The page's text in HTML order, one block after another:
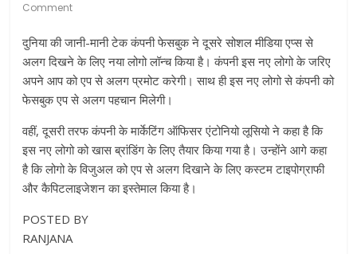
Comment
दुनिया की जानी-मानी टेक कंपनी फेसबुक ने दूसरे सोशल मीडिया एप्स से
अलग दिखने के लिए नया लोगो लॉन्च किया है। कंपनी इस नए लोगो के जरिए
अपने आप को एप से अलग प्रमोट करेगी। साथ ही इस नए लोगो से कंपनी को
फेसबुक एप से अलग पहचान मिलेगी।
वहीं, दूसरी तरफ कंपनी के मार्केटिंग ऑफिसर एंटोनियो लूसियो ने कहा है कि
इस नए लोगो को खास ब्रांडिंग के लिए तैयार किया गया है। उन्होंने आगे कहा
है कि लोगो के विजुअल को एप से अलग दिखाने के लिए कस्टम टाइपोग्राफी
और कैपिटलाइजेशन का इस्तेमाल किया है।
POSTED BY
RANJANA